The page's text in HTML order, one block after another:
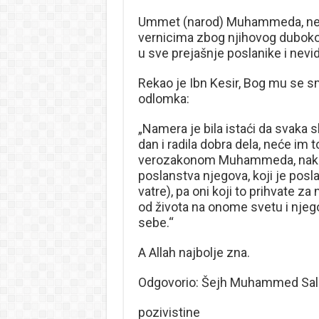
Ummet (narod) Muhammeda,
vernicima zbog njihovog
u sve prejašnje poslanike i
Rekao je Ibn Kesir, Bog mu se
odlomka:
„Namera je bila istaći da svaka
dan i radila dobra dela, neće im
verozakonom Muhammeda,
poslanstva njegova, koji je
vatre), pa oni koji to prihvate
od života na onome svetu i
sebe.“
A Allah najbolje zna.
Odgovorio: Šejh Muhammed
pozivistine